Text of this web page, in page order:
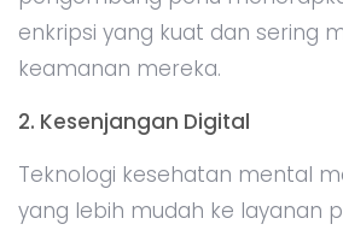
enkripsi yang kuat dan sering
keamanan mereka.
2. Kesenjangan Digital
Teknologi kesehatan mental
yang lebih mudah ke layanan